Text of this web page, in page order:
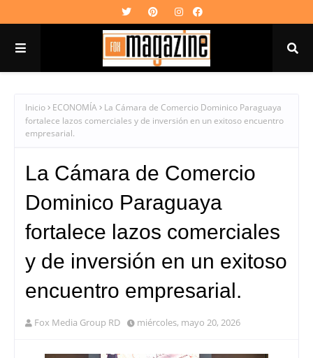
Inicio ECONOMÍA
​La Cámara de Comercio Dominico Paraguaya
fortalece lazos comerciales y de inversión en un exitoso encuentro
empresarial.
​La Cámara de Comercio
Dominico Paraguaya
fortalece lazos comerciales
y de inversión en un exitoso
encuentro empresarial.
Fox Media Group RD miércoles, mayo 20, 2026